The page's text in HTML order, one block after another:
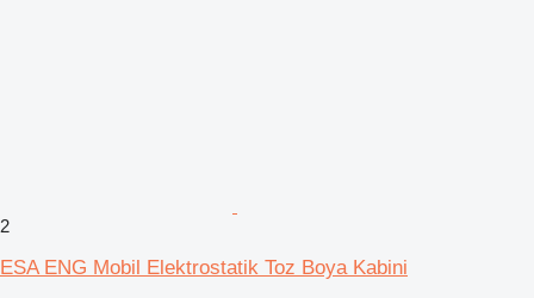
2
ESA ENG Mobil Elektrostatik Toz Boya Kabini